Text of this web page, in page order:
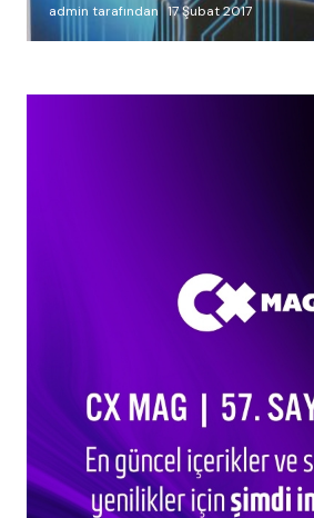
admin tarafından 17 Şubat 2017